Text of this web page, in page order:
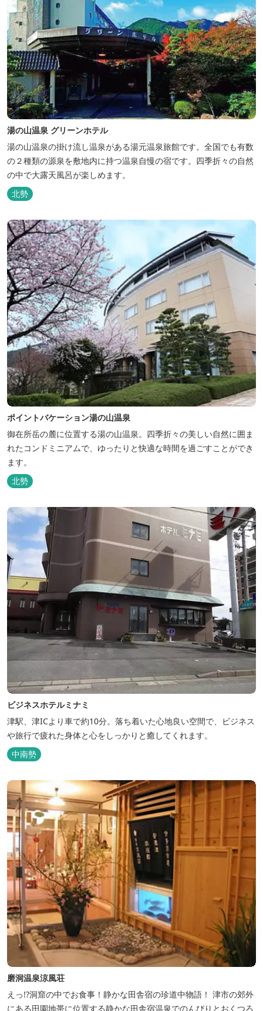
湯の山温泉 グリーンホテル
湯の山温泉の掛け流し温泉がある湯元温泉旅館です。全国でも有数
の２種類の源泉を敷地内に持つ温泉自慢の宿です。四季折々の自然
の中で大露天風呂が楽しめます。
北勢
ポイントバケーション湯の山温泉
御在所岳の麓に位置する湯の山温泉。四季折々の美しい自然に囲ま
れたコンドミニアムで、ゆったりと快適な時間を過ごすことができ
ます。
北勢
ビジネスホテルミナミ
津駅、津ICより車で約10分。落ち着いた心地良い空間で、ビジネス
や旅行で疲れた身体と心をしっかりと癒してくれます。
中南勢
磨洞温泉涼風荘
えっ!?洞窟の中でお食事！静かな田舎宿の珍道中物語！ 津市の郊外
にある田園地帯に位置する静かな田舎宿温泉でのんびりとおくつろ